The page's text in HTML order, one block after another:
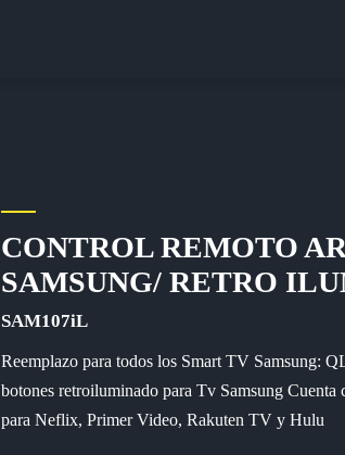
CONTROL REMOTO
SAMSUNG/ RETRO
SAM107iL
Reemplazo para todos los Smart TV Samsung:
botones retroiluminado para Tv Samsung Cuenta
para Neflix, Primer Video, Rakuten TV y Hulu